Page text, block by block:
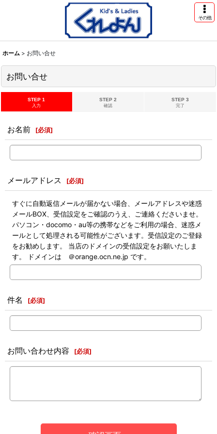
その他
ホーム > お問い合せ
お問い合せ
STEP 1
入力
STEP 2
確認
STEP 3
完了
お名前 [必須]
メールアドレス [必須]
すぐに自動返信メールが届かない場合、メールアドレスや迷惑
メールBOX、受信設定をご確認のうえ、ご連絡くださいませ。
パソコン・docomo・au等の携帯などをご利用の場合、迷惑メ
ールとして処理される可能性がございます。受信設定のご登録
をお勧めします。 当店のドメインの受信設定をお願いたしま
す。 ドメインは ＠orange.ocn.ne.jp です。
件名 [必須]
お問い合わせ内容 [必須]